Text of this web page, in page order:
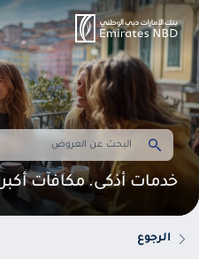
خدمات أذكى. مكافآت أكبر
الرجوع